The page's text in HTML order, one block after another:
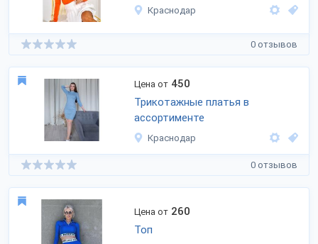
Краснодар
0 отзывов
Цена от 450
Трикотажные платья в
ассортименте
Краснодар
0 отзывов
Цена от 260
Топ